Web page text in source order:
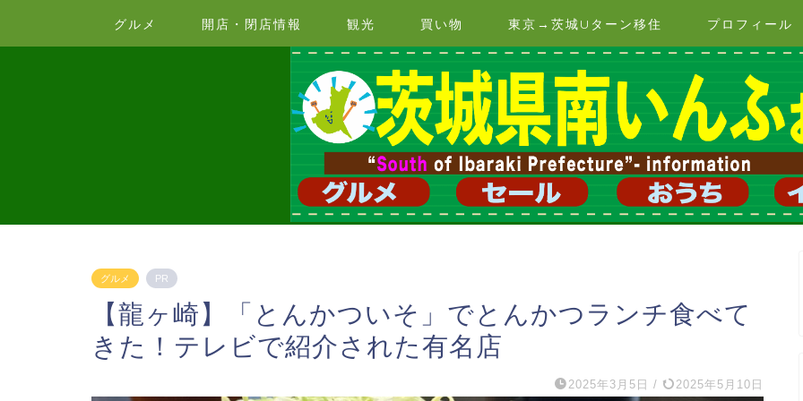
グルメ 開店・閉店情報 観光 買い物 東京→茨城Uターン移住 プロフィール
グルメ PR
【龍ヶ崎】「とんかついそ」でとんかつランチ食べて
きた！テレビで紹介された有名店
2025年3月5日 / 2025年5月10日